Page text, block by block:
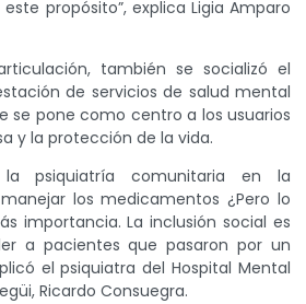
propósito”, explica Ligia Amparo
también se socializó el
de servicios de salud mental
se pone como centro a los usuarios
y la protección de la vida.
la psiquiatría comunitaria en la
los medicamentos ¿Pero lo
importancia. La inclusión social es
a pacientes que pasaron por un
el psiquiatra del Hospital Mental
Ricardo Consuegra.